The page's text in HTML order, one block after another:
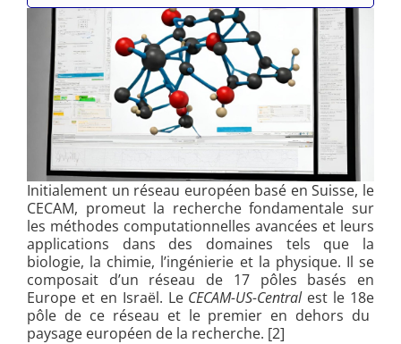
Initialement un réseau européen basé en Suisse, le
CECAM, promeut la recherche fondamentale sur
les méthodes computationnelles avancées et leurs
applications dans des domaines tels que la
biologie, la chimie, l’ingénierie et la physique. Il se
composait d’un réseau de 17 pôles basés en
Europe et en Israël. Le CECAM-US-Centralest le 18e
pôle de ce réseau et le premier en dehors du
paysage européen de la recherche. [2]